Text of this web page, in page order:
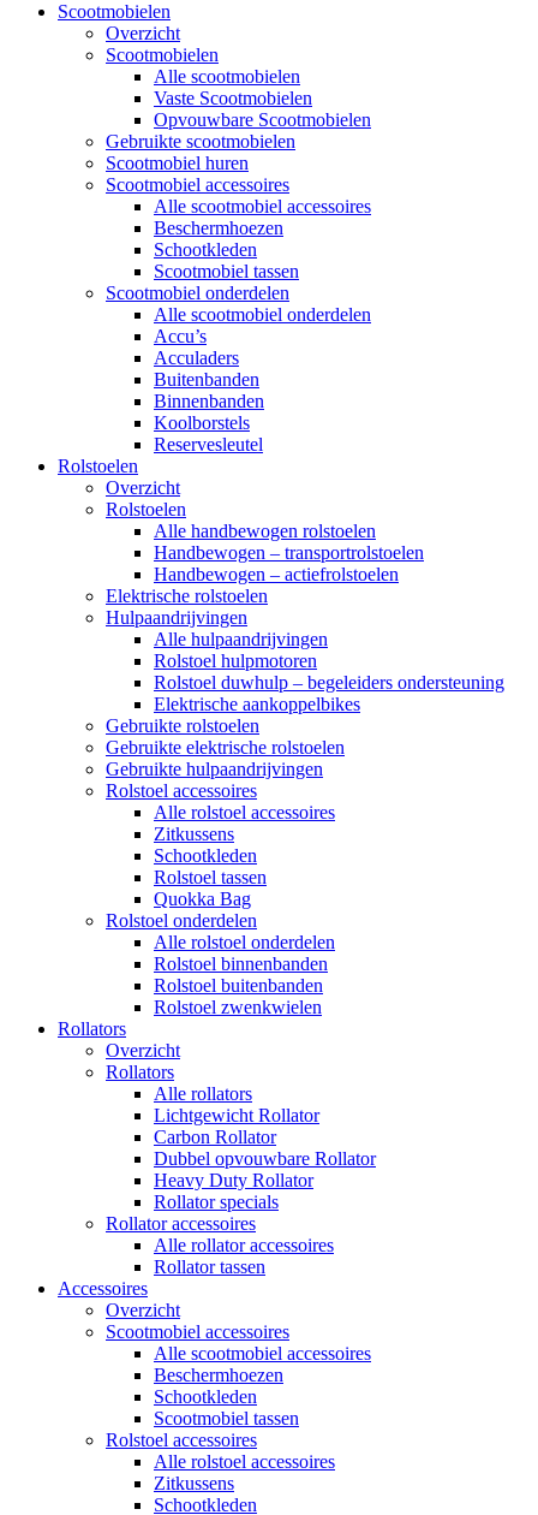
Scootmobielen
Overzicht
Scootmobielen
Alle scootmobielen
Vaste Scootmobielen
Opvouwbare Scootmobielen
Gebruikte scootmobielen
Scootmobiel huren
Scootmobiel accessoires
Alle scootmobiel accessoires
Beschermhoezen
Schootkleden
Scootmobiel tassen
Scootmobiel onderdelen
Alle scootmobiel onderdelen
Accu’s
Acculaders
Buitenbanden
Binnenbanden
Koolborstels
Reservesleutel
Rolstoelen
Overzicht
Rolstoelen
Alle handbewogen rolstoelen
Handbewogen – transportrolstoelen
Handbewogen – actiefrolstoelen
Elektrische rolstoelen
Hulpaandrijvingen
Alle hulpaandrijvingen
Rolstoel hulpmotoren
Rolstoel duwhulp – begeleiders ondersteuning
Elektrische aankoppelbikes
Gebruikte rolstoelen
Gebruikte elektrische rolstoelen
Gebruikte hulpaandrijvingen
Rolstoel accessoires
Alle rolstoel accessoires
Zitkussens
Schootkleden
Rolstoel tassen
Quokka Bag
Rolstoel onderdelen
Alle rolstoel onderdelen
Rolstoel binnenbanden
Rolstoel buitenbanden
Rolstoel zwenkwielen
Rollators
Overzicht
Rollators
Alle rollators
Lichtgewicht Rollator
Carbon Rollator
Dubbel opvouwbare Rollator
Heavy Duty Rollator
Rollator specials
Rollator accessoires
Alle rollator accessoires
Rollator tassen
Accessoires
Overzicht
Scootmobiel accessoires
Alle scootmobiel accessoires
Beschermhoezen
Schootkleden
Scootmobiel tassen
Rolstoel accessoires
Alle rolstoel accessoires
Zitkussens
Schootkleden